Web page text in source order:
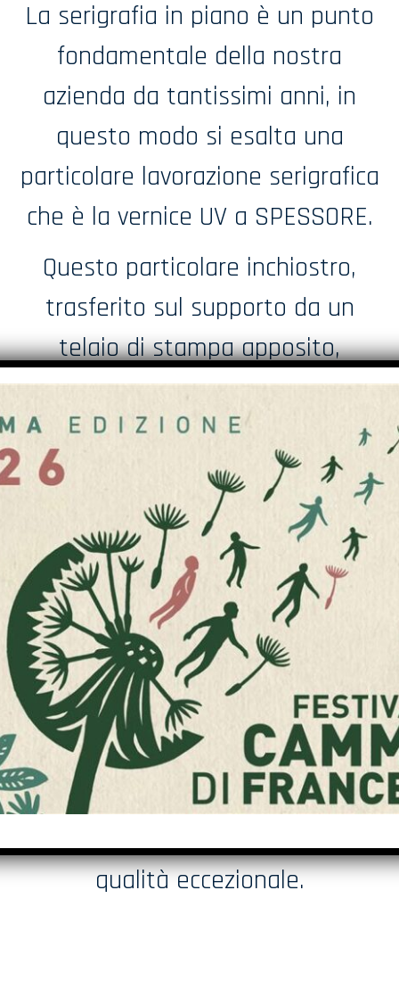
La serigrafia in piano è un punto
fondamentale della nostra
azienda da tantissimi anni, in
questo modo si esalta una
particolare lavorazione serigrafica
che è la vernice UV a SPESSORE.
Questo particolare inchiostro,
trasferito sul supporto da un
telaio di stampa apposito,
permette di conferire diversi
spessori a seconda delle
richieste, sia a tratti sottili che a
parti piene.
La possibilità di realizzarla su più
macchinari all’interno dell’azienda,
garantisce gli stessi tempi di
consegna di altre lavorazioni.
Questa lavorazione è un grande
plus che l’azienda offre al punto
che con l’esperienza è diventata
una normalità assicurando una
qualità eccezionale.